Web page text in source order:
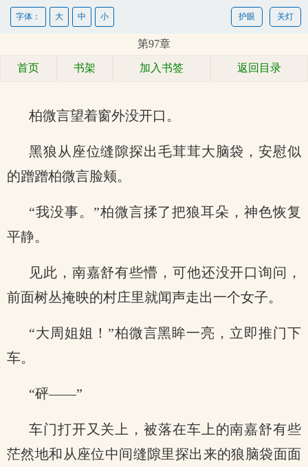
关灯
护眼
字体： 大 中 小
第97章
首页 书架 加入书签 返回目录
柏微言望着窗外没开口。
黑狼从座位缝隙探出毛茸茸大脑袋，安慰似
的蹭蹭柏微言脸颊。
“我没事。”柏微言揉了把狼耳朵，神色恢复
平静。
见此，南嘉舒有些懵，可他还没开口询问，
前面树丛掩映的村庄里就闻声走出一个女子。
“大周姐姐！”柏微言黑眸一亮，立即推门下
车。
“砰——”
车门打开又关上，被落在车上的南嘉舒有些
茫然地和从座位中间缝隙里探出来的狼脑袋面面